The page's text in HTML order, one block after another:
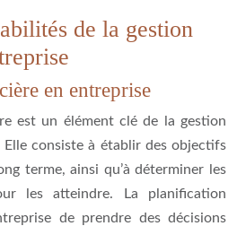
de la gestion
en entreprise
est un élément clé de la gestion
consiste à établir des objectifs
terme, ainsi qu’à déterminer les
les atteindre. La planification
de prendre des décisions